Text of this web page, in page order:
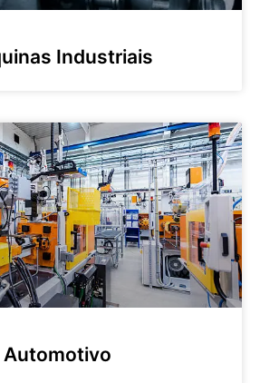
Industriais
Automotivo